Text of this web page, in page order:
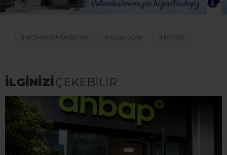
#IZMIRBÜYÜKŞEHIR ALSANCAK PROJE
İLGİNİZİÇEKEBİLİR